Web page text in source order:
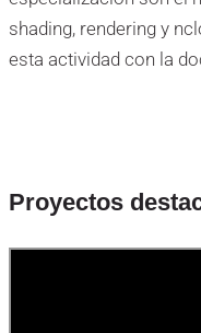
shading, rendering y
esta actividad con la
Proyectos